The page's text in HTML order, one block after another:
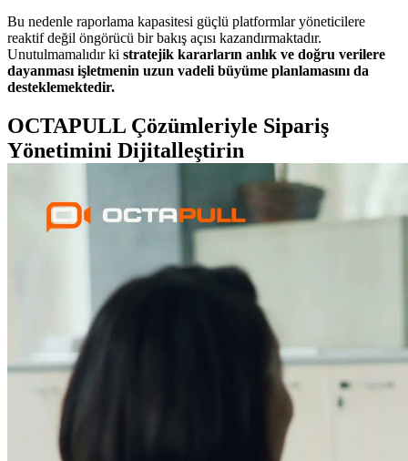
Bu nedenle raporlama kapasitesi güçlü platformlar yöneticilere
reaktif değil öngörücü bir bakış açısı kazandırmaktadır.
Unutulmamalıdır ki stratejik kararların anlık ve doğru verilere
dayanması işletmenin uzun vadeli büyüme planlamasını da
desteklemektedir.
OCTAPULL Çözümleriyle Sipariş
Yönetimini Dijitalleştirin